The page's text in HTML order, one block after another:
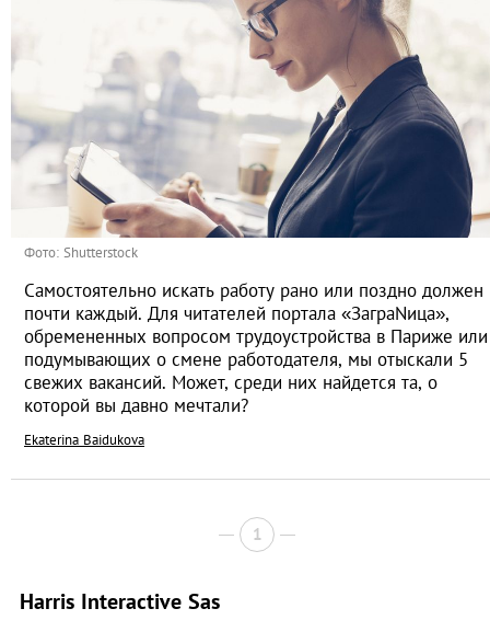
Фото: Shutterstock
Самостоятельно искать работу рано или поздно должен
почти каждый. Для читателей портала «ЗаграNица»,
обремененных вопросом трудоустройства в Париже или
подумывающих о смене работодателя, мы отыскали 5
свежих вакансий. Может, среди них найдется та, о
которой вы давно мечтали?
Ekaterina Baidukova
1
Harris Interactive Sas